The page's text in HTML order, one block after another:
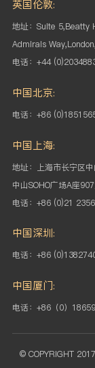
英国伦敦:
地址：Suite 5,Beatty
Admirals
电话：+44
中国北京:
电话：+86
中国上海:
地址：上海市长宁区
中山SOHO广场A座
电话：+86 (0)21
中国深圳:
电话：+86
中国厦门:
电话：+86（0）
© COPYRIGHT